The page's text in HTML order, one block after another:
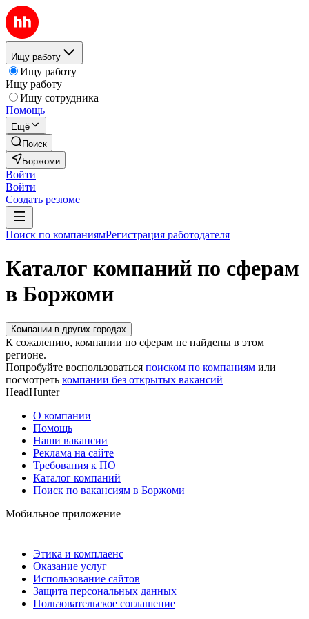
Ищу работу
Ищу работу
Ищу работу
Ищу сотрудника
Помощь
Ещё
Поиск
Боржоми
Войти
Войти
Создать резюме
Поиск по компаниямРегистрация работодателя
Каталог компаний по сферам
в Боржоми
Компании в других городах
К сожалению, компании по сферам не найдены в этом
регионе.
Попробуйте воспользоваться поиском по компаниям или
посмотреть компании без открытых вакансий
HeadHunter
О компании
Помощь
Наши вакансии
Реклама на сайте
Требования к ПО
Каталог компаний
Поиск по вакансиям в Боржоми
Мобильное приложение
Этика и комплаенс
Оказание услуг
Использование сайтов
Защита персональных данных
Пользовательское соглашение